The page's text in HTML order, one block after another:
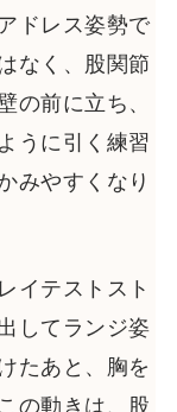
ドレス姿勢で
なく、股関節
の前に立ち、
うに引く練習
みやすくなり
イテストスト
してランジ姿
たあと、胸を
の動きは、股